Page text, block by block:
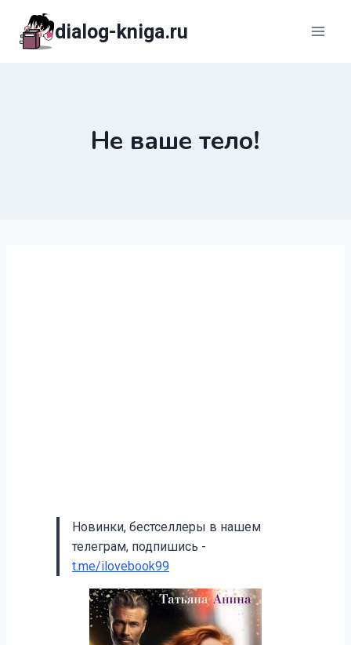
содержимому
dialog-kniga.ru
Не ваше тело!
Новинки, бестселлеры в нашем
телеграм, подпишись -
t.me/ilovebook99